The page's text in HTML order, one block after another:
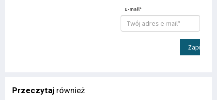
E-mail*
Zapisz
Przeczytaj również